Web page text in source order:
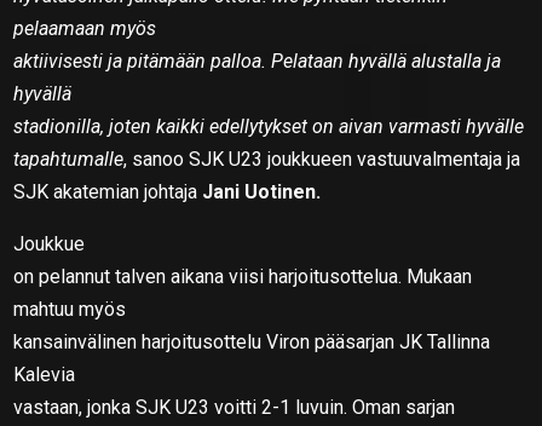
pelaamaan myös
aktiivisesti ja pitämään palloa. Pelataan hyvällä alustalla ja
hyvällä
stadionilla, joten kaikki edellytykset on aivan varmasti hyvälle
tapahtumalle, sanoo SJK U23 joukkueen vastuuvalmentaja ja
SJK akatemian johtaja Jani Uotinen.
Joukkue
on pelannut talven aikana viisi harjoitusottelua. Mukaan
mahtuu myös
kansainvälinen harjoitusottelu Viron pääsarjan JK Tallinna
Kalevia
vastaan, jonka SJK U23 voitti 2-1 luvuin. Oman sarjan